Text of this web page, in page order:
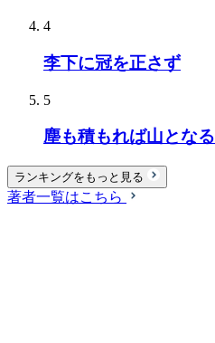
4
李下に冠を正さず
5
塵も積もれば山となる
ランキングをもっと見る
著者一覧はこちら